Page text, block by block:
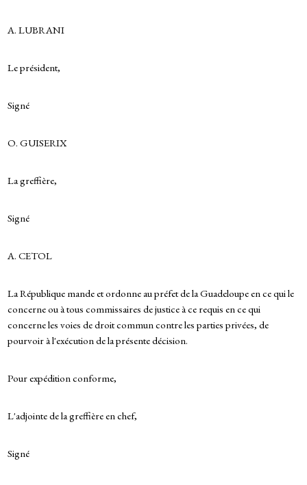
A. LUBRANI
Le président,
Signé
O. GUISERIX
La greffière,
Signé
A. CETOL
La République mande et ordonne au préfet de la Guadeloupe en ce qui le
concerne ou à tous commissaires de justice à ce requis en ce qui
concerne les voies de droit commun contre les parties privées, de
pourvoir à l'exécution de la présente décision.
Pour expédition conforme,
L'adjointe de la greffière en chef,
Signé